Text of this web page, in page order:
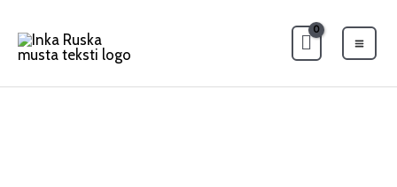
sisältöön